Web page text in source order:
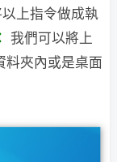
上指令做成執
我們可以將上
料夾內或是桌面